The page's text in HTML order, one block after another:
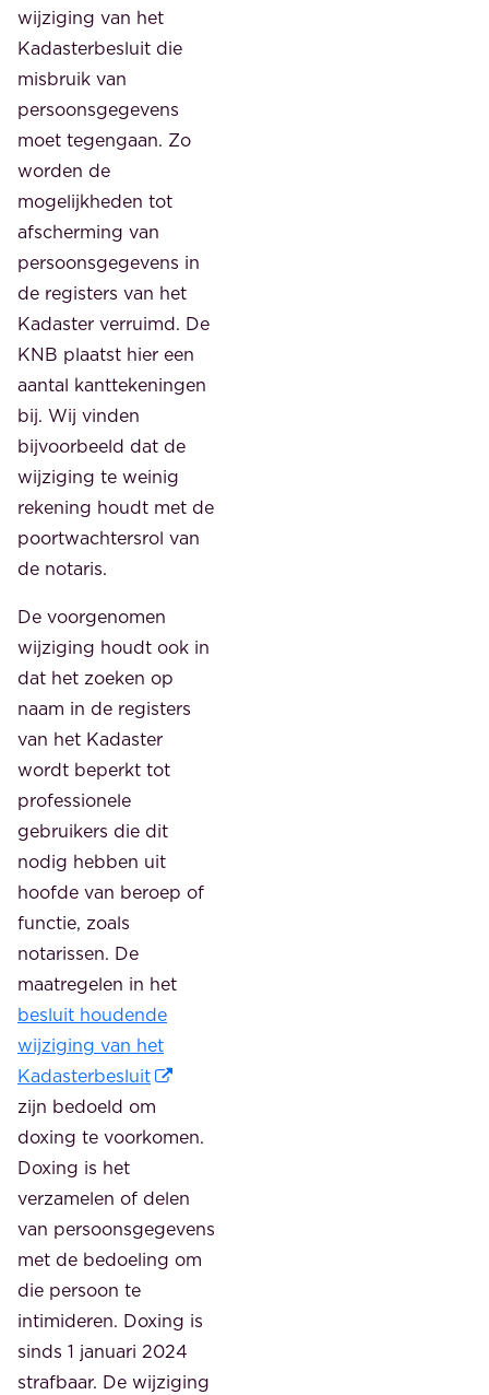
wijziging van het
Kadasterbesluit die
misbruik van
persoonsgegevens
moet tegengaan. Zo
worden de
mogelijkheden tot
afscherming van
persoonsgegevens in
de registers van het
Kadaster verruimd. De
KNB plaatst hier een
aantal kanttekeningen
bij. Wij vinden
bijvoorbeeld dat de
wijziging te weinig
rekening houdt met de
poortwachtersrol van
de notaris.
De voorgenomen
wijziging houdt ook in
dat het zoeken op
naam in de registers
van het Kadaster
wordt beperkt tot
professionele
gebruikers die dit
nodig hebben uit
hoofde van beroep of
functie, zoals
notarissen. De
maatregelen in het
besluit houdende
wijziging van het
Kadasterbesluit
zijn bedoeld om
doxing te voorkomen.
Doxing is het
verzamelen of delen
van persoonsgegevens
met de bedoeling om
die persoon te
intimideren. Doxing is
sinds 1 januari 2024
strafbaar. De wijziging